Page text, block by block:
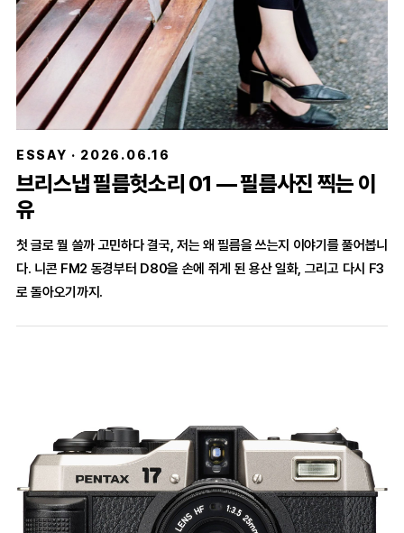
ESSAY · 2026.06.16
브리스냅 필름헛소리 01 — 필름사진 찍는 이
유
첫 글로 뭘 쓸까 고민하다 결국, 저는 왜 필름을 쓰는지 이야기를 풀어봅니
다. 니콘 FM2 동경부터 D80을 손에 쥐게 된 용산 일화, 그리고 다시 F3
로 돌아오기까지.